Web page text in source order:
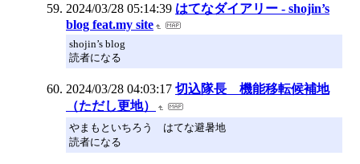
2024/03/28 05:14:39 はてなダイアリー - shojin’s
blog feat.my site
shojin’s blog
読者になる
2024/03/28 04:03:17 切込隊長 機能移転候補地
（ただし更地）
やまもといちろう はてな避暑地
読者になる